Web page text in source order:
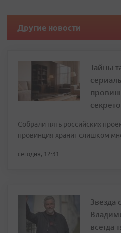
Другие новости
Тайны
Собрали пять российских
провинция хранит слишком
сегодня, 12:31
Звезда
всегда